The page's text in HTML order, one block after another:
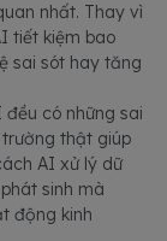
nhất. Thay vì
tiết kiệm bao
sai sót hay tăng
đều có những sai
thật giúp
AI xử lý dữ
sinh mà
động kinh